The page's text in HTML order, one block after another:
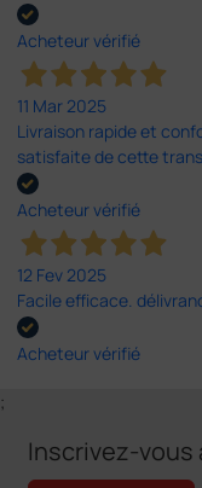
Acheteur vérifié
11 Mar 2025
Livraison rapide et
satisfaite de cette
Acheteur vérifié
12 Fev 2025
Facile efficace.
Acheteur vérifié
;
Inscrivez-